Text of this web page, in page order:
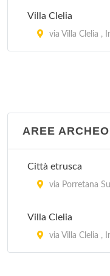
Villa Clelia
via Villa Clelia ,
AREE
Città etrusca
via Porretana
Villa Clelia
via Villa Clelia ,